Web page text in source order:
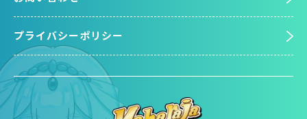
プライバシーポリシー